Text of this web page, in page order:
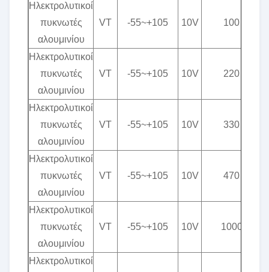
Ηλεκτρολυτικοί
πυκνωτές
αλουμινίου
VT -55~+105 10V 100
Ηλεκτρολυτικοί
πυκνωτές
αλουμινίου
VT -55~+105 10V 220
Ηλεκτρολυτικοί
πυκνωτές
αλουμινίου
VT -55~+105 10V 330
Ηλεκτρολυτικοί
πυκνωτές
αλουμινίου
VT -55~+105 10V 470
Ηλεκτρολυτικοί
πυκνωτές
αλουμινίου
VT -55~+105 10V 1000
Ηλεκτρολυτικοί